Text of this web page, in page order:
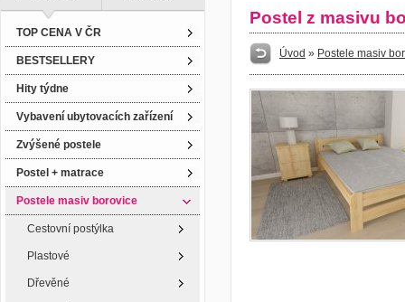
TOP CENA V ČR
BESTSELLERY
Hity týdne
Vybavení ubytovacích zařízení
Zvýšené postele
Postel + matrace
Postele masiv borovice
Cestovní postýlka
Plastové
Dřevěné
Postel z masivu
Úvod » Postele masiv